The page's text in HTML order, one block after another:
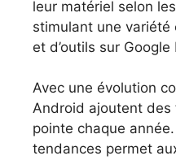
leur matériel selon
stimulant une variété
et d’outils sur Google
Avec une évolution
Android ajoutent des
pointe chaque
tendances permet